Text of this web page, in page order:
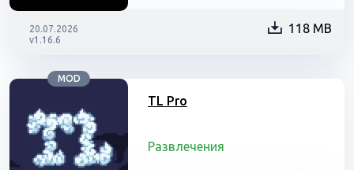
20.07.2026
v1.16.6
118 MB
MOD
TL Pro
Развлечения